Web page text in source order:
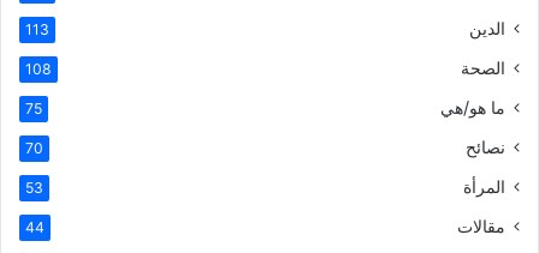
الدين 113
الصحة 108
ما هو/هي 75
نصائح 70
المرأة 53
مقالات 44